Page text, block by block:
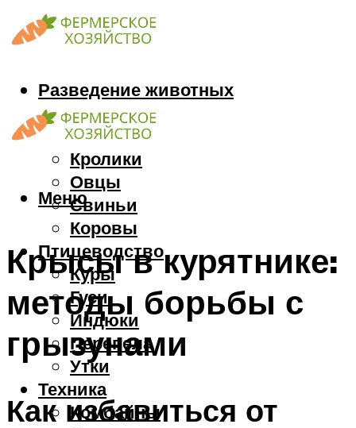
Разведение животных
Козы
Кони
Кролики
Овцы
Свиньи
Коровы
Птицеводство
Куры
Гуси
Индюки
Перепела
Утки
Техника
Комбайны
Меню
Крысы в курятнике:
методы борьбы с
грызунами
Как избавиться от